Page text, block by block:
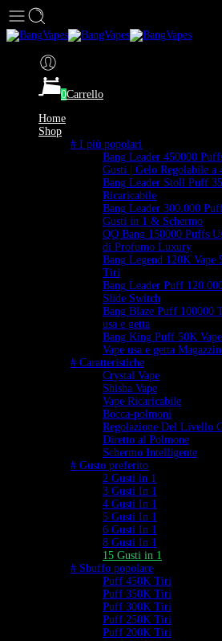
0Carrello
Home
Shop
# I più popolari
Bang Leader 450000
Gusti | Gelo Regolabile
Bang Leader Stoll Puff
Ricaricabile
Bang Leader 300.000
Gusti in 1 & Schermo
QQ Bang 150000 Puffs
di Profumo Luxury
Bang Legend 120K
Tiri
Bang Leader Puff
Slide Switch
Bang Blaze Puff 100000
usa e getta
Bang King Puff 50K
Vape usa e getta
# Caratteristiche
Crystal Vape
Shisha Vape
Vape Ricaricabile
Bocca-polmoni
Regolazione Del Livello
Diretto al Polmone
Schermo Intelligente
# Gusto preferito
2 Gusti in 1
3 Gusti In 1
4 Gusti In 1
5 Gusti In 1
6 Gusti In 1
8 Gusti In 1
15 Gusti in 1
# Sbuffo popolare
Puff 450K Tiri
Puff 350K Tiri
Puff 300K Tiri
Puff 250K Tiri
Puff 200K Tiri